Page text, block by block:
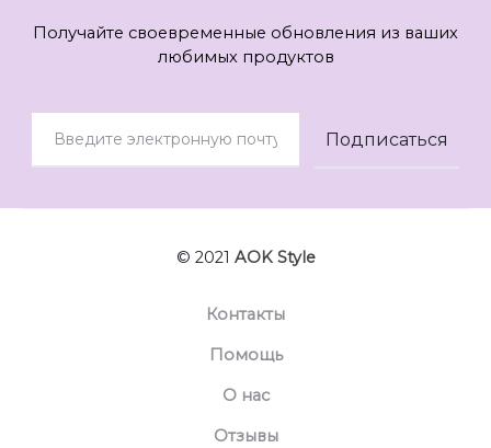
Получайте своевременные обновления из ваших
любимых продуктов
© 2021 AOK Style
Контакты
Помощь
О нас
Отзывы